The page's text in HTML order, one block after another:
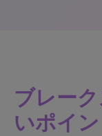
ブレー
いポイ